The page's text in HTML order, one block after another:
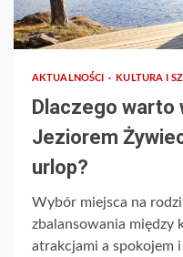
AKTUALNOŚCI KULTURA I
Dlaczego warto
Jeziorem
urlop?
Wybór miejsca na
zbalansowania między
atrakcjami a spokojem